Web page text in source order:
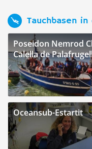
Tauchbasen in
Poseidon Nemrod
Calella de
Oceansub-Estartit